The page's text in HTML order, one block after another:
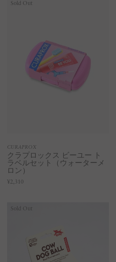
Sold Out
CURAPROX
クラプロックス ビーユー ト
ラベルセット（ウォーターメ
ロン）
¥2,310
Sold Out